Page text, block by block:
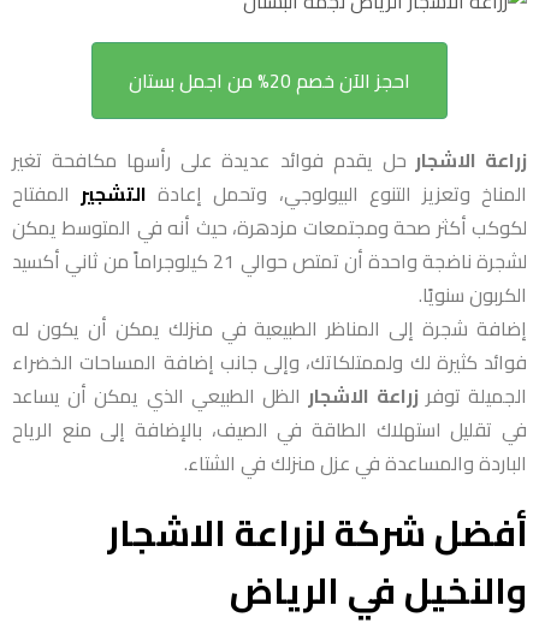
احجز الآن خصم 20% من اجمل بستان
زراعة الاشجار حل يقدم فوائد عديدة على رأسها مكافحة تغير
المناخ وتعزيز التنوع البيولوجي، وتحمل إعادة التشجيرالمفتاح
لكوكب أكثر صحة ومجتمعات مزدهرة، حيث أنه في المتوسط يمكن
لشجرة ناضجة واحدة أن تمتص حوالي 21 كيلوجراماً من ثاني أكسيد
الكربون سنويًا.
إضافة شجرة إلى المناظر الطبيعية في منزلك يمكن أن يكون له
فوائد كثيرة لك ولممتلكاتك، وإلى جانب إضافة المساحات الخضراء
الجميلة توفر زراعة الاشجارالظل الطبيعي الذي يمكن أن يساعد
في تقليل استهلاك الطاقة في الصيف، بالإضافة إلى منع الرياح
الباردة والمساعدة في عزل منزلك في الشتاء.
أفضل شركة لزراعة الاشجار
والنخيلفي الرياض